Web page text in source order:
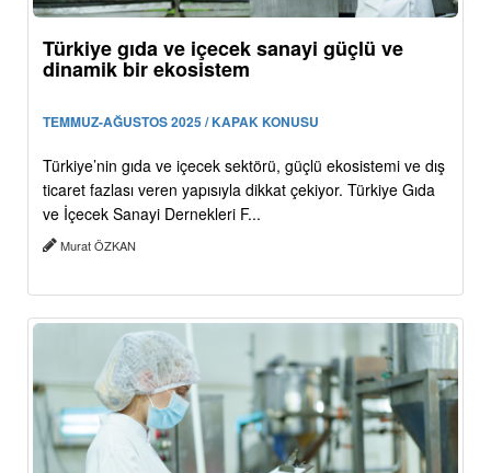
Türkiye gıda ve içecek sanayi güçlü ve
dinamik bir ekosistem
TEMMUZ-AĞUSTOS 2025 / KAPAK KONUSU
Türkiye’nin gıda ve içecek sektörü, güçlü ekosistemi ve dış
ticaret fazlası veren yapısıyla dikkat çekiyor. Türkiye Gıda
ve İçecek Sanayi Dernekleri F...
Murat ÖZKAN